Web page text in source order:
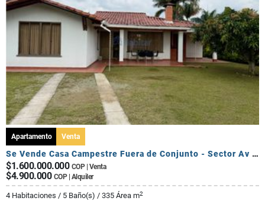
Apartamento Venta
Se Vende Casa Campestre Fuera de Conjunto - Sector Av Centenario
$1.600.000.000 COP | Venta
$4.900.000 COP | Alquiler
4 Habitaciones / 5 Baño(s) / 335 Área m2